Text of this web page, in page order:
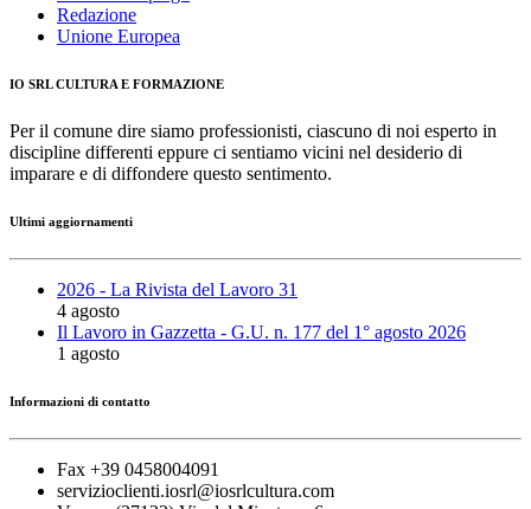
Redazione
Unione Europea
IO SRL CULTURA E FORMAZIONE
Per il comune dire siamo professionisti, ciascuno di noi esperto in
discipline differenti eppure ci sentiamo vicini nel desiderio di
imparare e di diffondere questo sentimento.
Ultimi aggiornamenti
2026 - La Rivista del Lavoro 31
4 agosto
Il Lavoro in Gazzetta - G.U. n. 177 del 1° agosto 2026
1 agosto
Informazioni di contatto
Fax +39 0458004091
servizioclienti.iosrl@iosrlcultura.com